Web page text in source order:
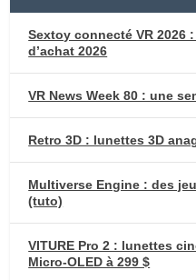
Sextoy connecté VR 2026
d’achat 2026
VR News Week 80 : une
Retro 3D : lunettes 3D
Multiverse Engine : des
(tuto)
VITURE Pro 2 : lunettes
Micro-OLED à 299 $